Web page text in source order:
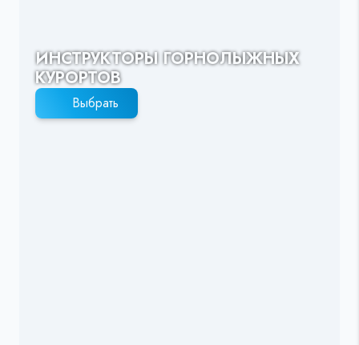
ИНСТРУКТОРЫ ГОРНОЛЫЖНЫХ
КУРОРТОВ
Выбрать